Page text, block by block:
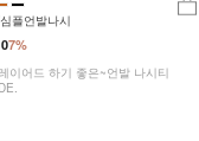
플언발나시
7%
이어드 하기 좋은~언발 나시티